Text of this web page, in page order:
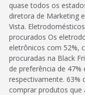
quase todos os
diretora de Marketing
Vista.
procurados Os
eletrônicos com 52%,
procuradas na Black
de preferência de
respectivamente. 63%
comprar produtos que